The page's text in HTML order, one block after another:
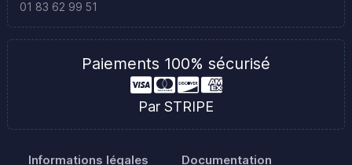
01 83 62 99 51
Paiements 100% sécurisé
Par STRIPE
Informations légales Documentation